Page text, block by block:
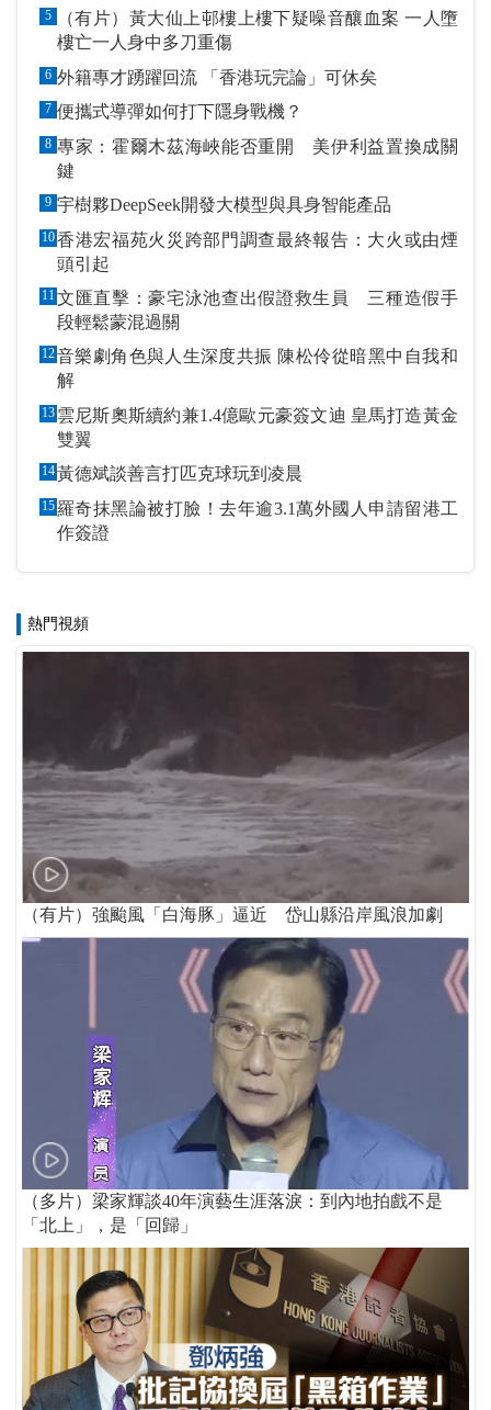
5
（有片）黃大仙上邨樓上樓下疑噪音釀血案 一人墮
樓亡一人身中多刀重傷
6 外籍專才踴躍回流 「香港玩完論」可休矣
7 便攜式導彈如何打下隱身戰機？
8 專家：霍爾木茲海峽能否重開 美伊利益置換成關
鍵
9 宇樹夥DeepSeek開發大模型與具身智能產品
10香港宏福苑火災跨部門調查最終報告：大火或由煙
頭引起
11文匯直擊：豪宅泳池查出假證救生員 三種造假手
段輕鬆蒙混過關
12音樂劇角色與人生深度共振 陳松伶從暗黑中自我和
解
13 雲尼斯奧斯續約兼1.4億歐元豪簽文迪 皇馬打造黃金
雙翼
14黃德斌談善言打匹克球玩到凌晨
15羅奇抹黑論被打臉！去年逾3.1萬外國人申請留港工
作簽證
熱門視頻
（有片）強颱風「白海豚」逼近 岱山縣沿岸風浪加劇
（多片）梁家輝談40年演藝生涯落淚：到內地拍戲不是
「北上」，是「回歸」